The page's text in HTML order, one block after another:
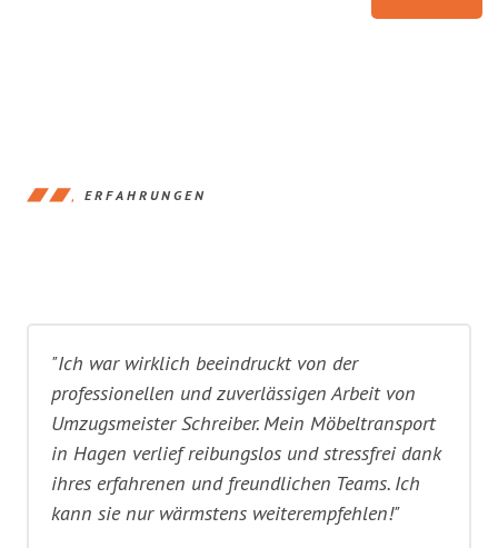
ERFAHRUNGEN
"Ich war wirklich beeindruckt von der
professionellen und zuverlässigen Arbeit von
Umzugsmeister Schreiber. Mein Möbeltransport
in Hagen verlief reibungslos und stressfrei dank
ihres erfahrenen und freundlichen Teams. Ich
kann sie nur wärmstens weiterempfehlen!"